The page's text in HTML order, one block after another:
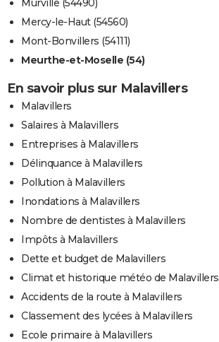
Mercy-le-Haut (54560)
Mont-Bonvillers (54111)
Meurthe-et-Moselle (54)
En savoir plus sur Malavillers
Malavillers
Salaires à Malavillers
Entreprises à Malavillers
Délinquance à Malavillers
Pollution à Malavillers
Inondations à Malavillers
Nombre de dentistes à Malavillers
Impôts à Malavillers
Dette et budget de Malavillers
Climat et historique météo de Malavillers
Accidents de la route à Malavillers
Classement des lycées à Malavillers
Ecole primaire à Malavillers